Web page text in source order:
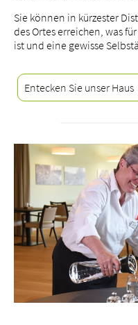
Sie können in kürzester
des Ortes erreichen, was
ist und eine gewisse
Entecken Sie unser Haus